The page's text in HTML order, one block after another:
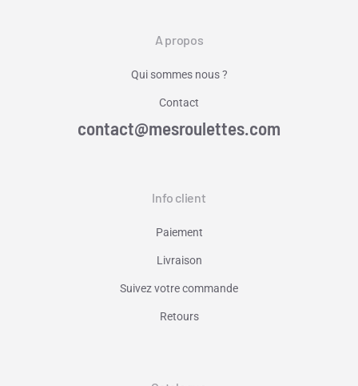
A propos
Qui sommes nous ?
Contact
contact@mesroulettes.com
Info client
Paiement
Livraison
Suivez votre commande
Retours